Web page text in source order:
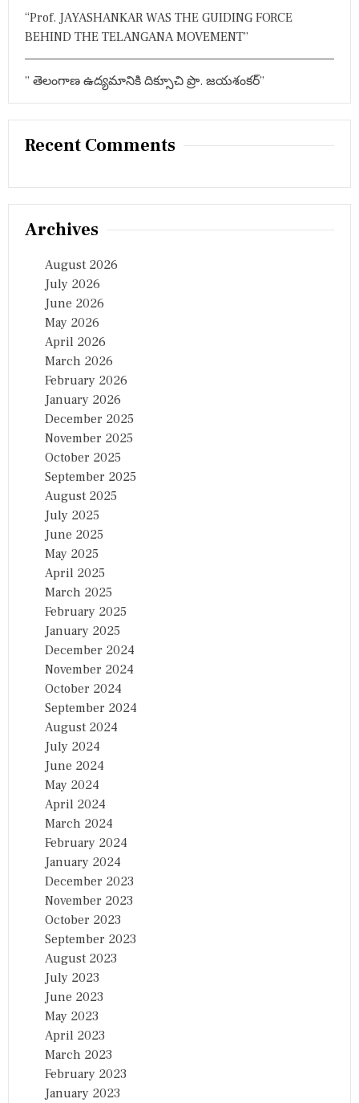
“Prof. JAYASHANKAR WAS THE GUIDING FORCE
BEHIND THE TELANGANA MOVEMENT”
” తెలంగాణ ఉద్యమానికి దిక్సూచి ప్రొ. జయశంకర్”
Recent Comments
Archives
August 2026
July 2026
June 2026
May 2026
April 2026
March 2026
February 2026
January 2026
December 2025
November 2025
October 2025
September 2025
August 2025
July 2025
June 2025
May 2025
April 2025
March 2025
February 2025
January 2025
December 2024
November 2024
October 2024
September 2024
August 2024
July 2024
June 2024
May 2024
April 2024
March 2024
February 2024
January 2024
December 2023
November 2023
October 2023
September 2023
August 2023
July 2023
June 2023
May 2023
April 2023
March 2023
February 2023
January 2023